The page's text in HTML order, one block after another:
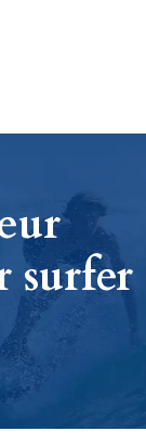
surfer